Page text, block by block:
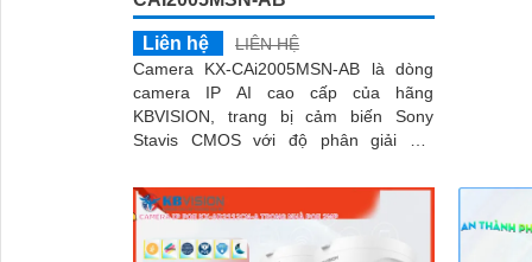
Liên hệ
LIÊN HỆ
Camera KX-CAi2005MSN-AB là dòng
camera IP AI cao cấp của hãng
KBVISION, trang bị cảm biến Sony
Stavis CMOS với độ phân giải 2.0
chân thực